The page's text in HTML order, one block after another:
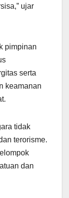
ujar
pimpinan
serta
keamanan
tidak
terorisme.
dan